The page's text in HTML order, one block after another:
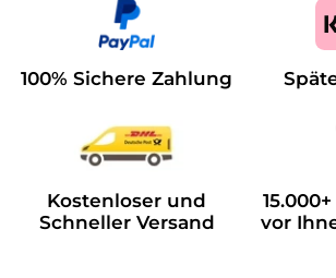
100% Sichere Zahlung
Kostenloser und
Schneller Versand
vor